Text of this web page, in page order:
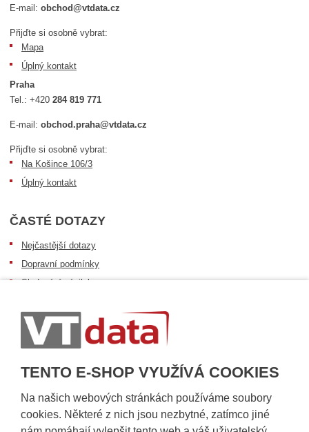
TENTO E-SHOP VYUŽÍVÁ COOKIES
Na našich webových stránkách používáme soubory
cookies. Některé z nich jsou nezbytné, zatímco jiné
E-mail:obchod@vtdata.cz
Přijďte si osobně vybrat:
Mapa
Úplný kontakt
Praha
Tel.:+420284 819 771
E-mail:obchod.praha@vtdata.cz
Přijďte si osobně vybrat:
Na Košince 106/3
Úplný kontakt
ČASTÉ DOTAZY
Nejčastější dotazy
Dopravní podmínky
Sledování zásilek
Informace k dostupnosti zboží
Obecné informace